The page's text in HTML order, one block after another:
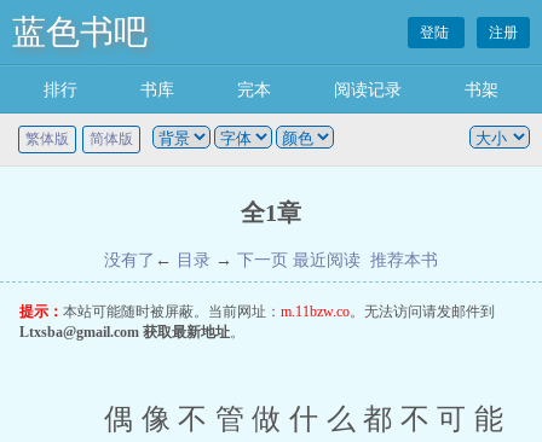
蓝色书吧 登陆 注册
排行 书库 完本 阅读记录 书架
繁体版 简体版
全1章
没有了 ← 目录 → 下一页 最近阅读 推荐本书
提示： 本站可能随时被屏蔽。当前网址： m.11bzw.co。无法访问请发邮件到
Ltxsba@gmail.com 获取最新地址。